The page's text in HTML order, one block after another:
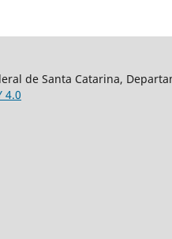
de Santa Catarina,
4.0